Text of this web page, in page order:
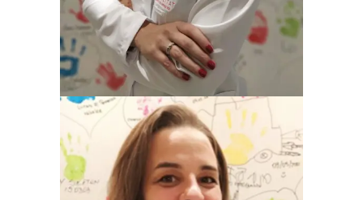
VANESSA DEVENS TRINDADE